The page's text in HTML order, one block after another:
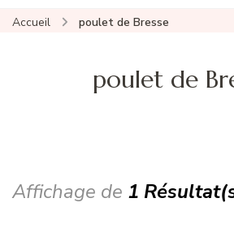
Accueil poulet de Bresse
poulet de
Affichage de 1